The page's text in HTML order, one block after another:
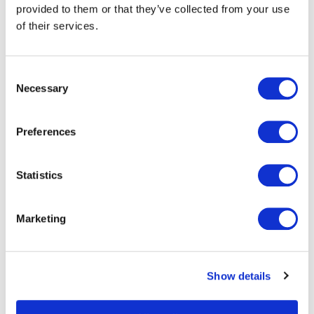
provided to them or that they’ve collected from your use
of their services.
Selection
Necessary
Preferences
Statistics
Marketing
Show details
voor back- en frontoffice-processen